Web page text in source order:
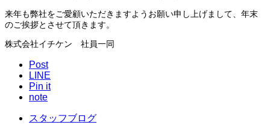
来年も弊社をご愛顧いただきますようお願い申し上げまして、年末
のご挨拶とさせて頂きます。
株式会社イチケン 社員一同
Post
LINE
Pin it
note
スタッフブログ